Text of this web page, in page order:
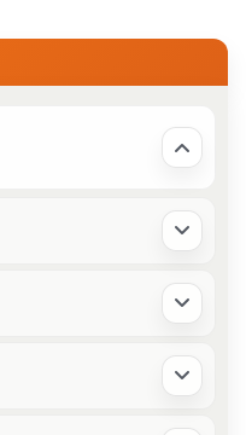
Déplier
Déplier
Déplier
Déplier